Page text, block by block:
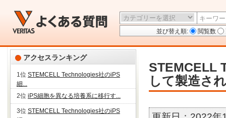
並び替え順: 閲覧数
アクセスランキング
1位 STEMCELL Technologies社のiPS
細...
2位 iPS細胞を異なる培養系に移行す...
3位 STEMCELL Technologies社のiPS
STEMCELL
して製造さ